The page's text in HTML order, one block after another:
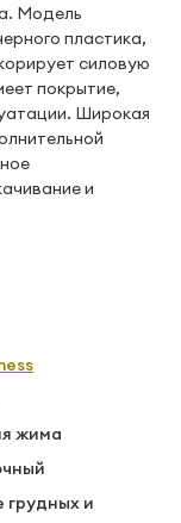
Модель
пластика,
силовую
покрытие,
Широкая
и
жима
грудных и